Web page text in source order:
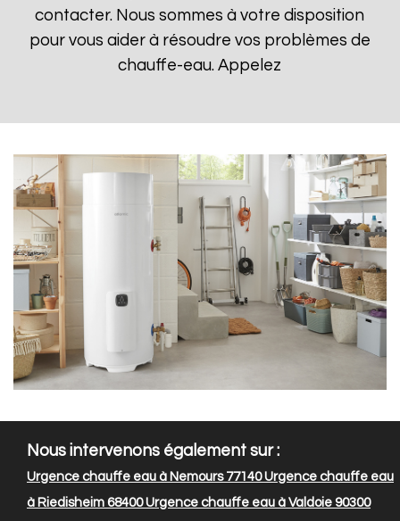
contacter. Nous sommes à votre disposition
pour vous aider à résoudre vos problèmes de
chauffe-eau. Appelez
Nous intervenons également sur :
Urgence chauffe eau à Nemours 77140Urgence chauffe eau
à Riedisheim 68400Urgence chauffe eau à Valdoie 90300